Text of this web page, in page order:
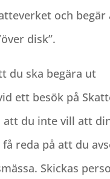
och begär
disk”.
du ska begära ut
ett besök på
att du inte vill att
reda på att du
Skickas